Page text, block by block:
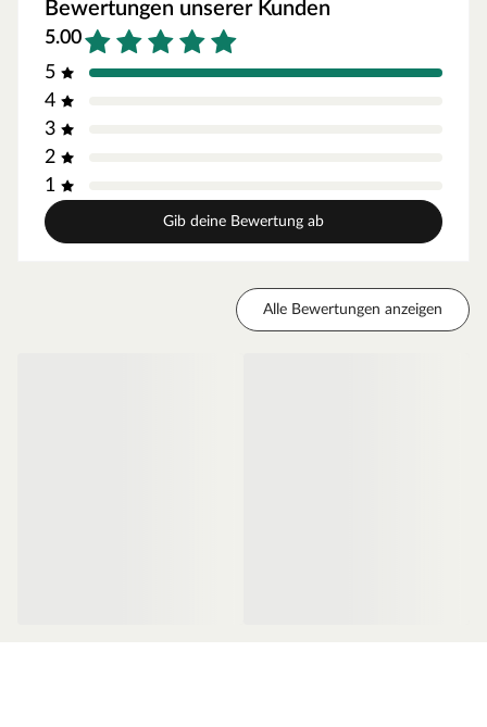
Kabelführungstiefe ideal für die verdeckte
Kabelverlegung.
Bewertungen unserer Kunden
5.00
5
4
3
2
1
Gib deine Bewertung ab
Alle Bewertungen anzeigen